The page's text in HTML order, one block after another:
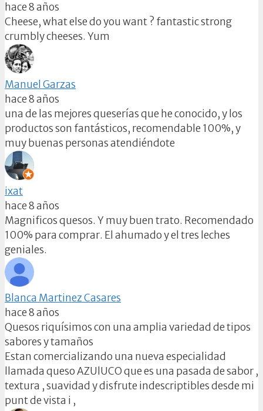
hace 8 años
Cheese, what else do you want ? fantastic strong
crumbly cheeses. Yum
Manuel Garzas
hace 8 años
una de las mejores queserías que he conocido, y los
productos son fantásticos, recomendable 100%, y
muy buenas personas atendiéndote
ixat
hace 8 años
Magnificos quesos. Y muy buen trato. Recomendado
100% para comprar. El ahumado y el tres leches
geniales.
Blanca Martinez Casares
hace 8 años
Quesos riquísimos con una amplia variedad de tipos
sabores y tamaños
Estan comercializando una nueva especialidad
llamada queso AZUlUCO que es una pasada de sabor ,
textura , suavidad y disfrute indescriptibles desde mi
punt de vista i ,